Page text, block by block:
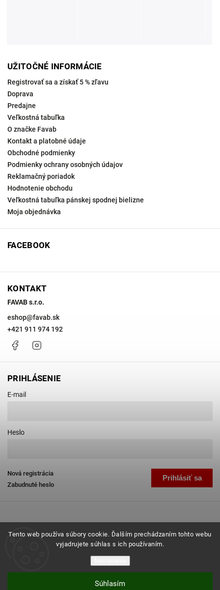
Tento web používa súbory cookie. Ďalším prechádzaním tohto webu
vyjadrujete súhlas s ich používaním.
Súhlasím
UŽITOČNÉ INFORMÁCIE
Registrovať sa a získať 5 % zľavu
Doprava
Predajne
Veľkostná tabuľka
O značke Favab
Kontakt a platobné údaje
Obchodné podmienky
Podmienky ochrany osobných údajov
Reklamačný poriadok
Hodnotenie obchodu
Veľkostná tabuľka pánskej spodnej bielizne
Moja objednávka
FACEBOOK
KONTAKT
FAVAB s.r.o.
eshop@favab.sk
+421 911 974 192
Facebook
PRIHLÁSENIE
E-mail
Heslo
Prihlásiť sa
Nová registrácia
Zabudnuté heslo
Vytvoril Shoptet
Favab.sk. Všetky práva vyhradené.
Grafický návrh vytvořil a nakódoval